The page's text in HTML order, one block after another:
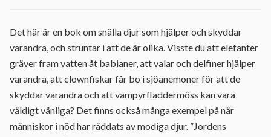
Det här är en bok om snälla djur som hjälper och skyddar
varandra, och struntar i att de är olika. Visste du att elefanter
gräver fram vatten åt babianer, att valar och delfiner hjälper
varandra, att clownfiskar får bo i sjöanemoner för att de
skyddar varandra och att vampyrfladdermöss kan vara
väldigt vänliga? Det finns också många exempel på när
människor i nöd har räddats av modiga djur. ”Jordens